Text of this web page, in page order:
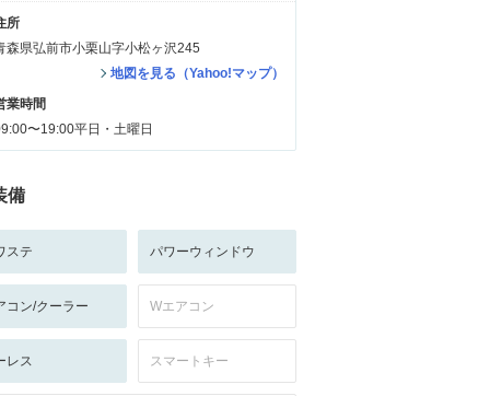
所
森県弘前市小栗山字小松ヶ沢245
地図を見る（Yahoo!マップ）
業時間
〜19:00平日・土曜日
備
ステ パワーウィンドウ
コン/クーラー Wエアコン
レス スマートキー